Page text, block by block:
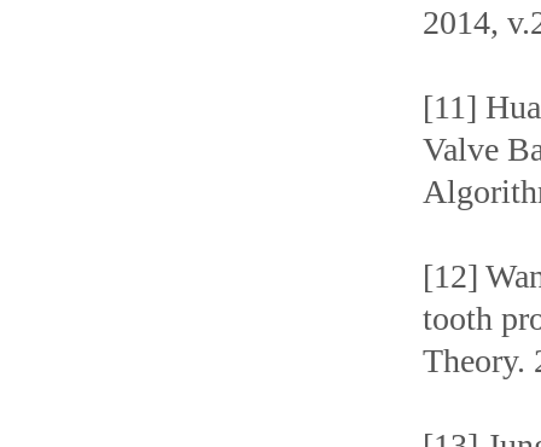
2014,
[11]
Valve
[12]
tooth
Theory.